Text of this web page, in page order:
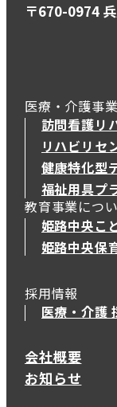
〒670-0974
医療・介護事
訪問看護リ
リハビリセ
健康特化型
健康特化型
福祉用具プ
教育事業につ
姫路中央こ
姫路中央保
採用情報
医療・介護
会社概要
お知らせ